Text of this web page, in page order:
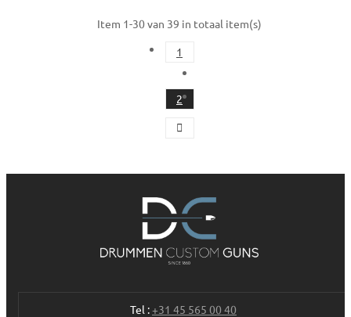
Item 1-30 van 39 in totaal item(s)
1
2
Tel :+31 45 565 00 40